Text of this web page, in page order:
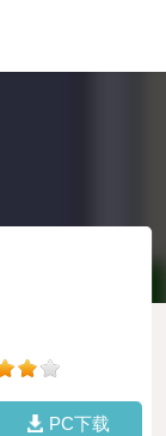
PC下载